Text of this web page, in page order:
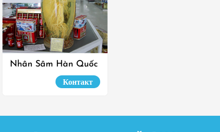
Nhân Sâm Hàn Quốc
Контакт